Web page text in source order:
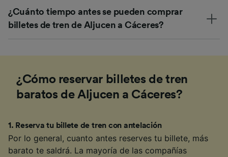
¿Cuánto tiempo antes se pueden comprar
billetes de tren de Aljucen a Cáceres?
¿Cómo reservar billetes de tren
baratos de Aljucen a Cáceres?
1 . Reserva tu billete de tren con antelación
Por lo general, cuanto antes reserves tu billete, más
barato te saldrá. La mayoría de las compañías